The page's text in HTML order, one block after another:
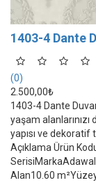
1403-4 Dante
(0)
2.500,00₺
1403-4 Dante
yaşam
yapısı ve
Açıklama Ürün
Alan10.60